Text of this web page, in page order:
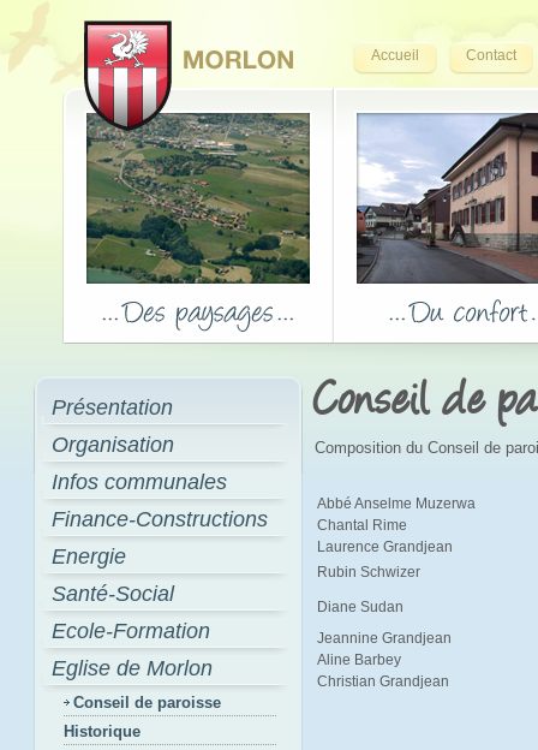
Accueil Contact
Présentation
Organisation
Infos communales
Finance-Constructions
Energie
Santé-Social
Ecole-Formation
Eglise de Morlon
Conseil de paroisse
Historique
Conseil de
Composition du Conseil de
Abbé Anselme Muzerwa
Chantal Rime
Laurence Grandjean
Rubin Schwizer
Diane Sudan
Jeannine Grandjean
Aline Barbey
Christian Grandjean